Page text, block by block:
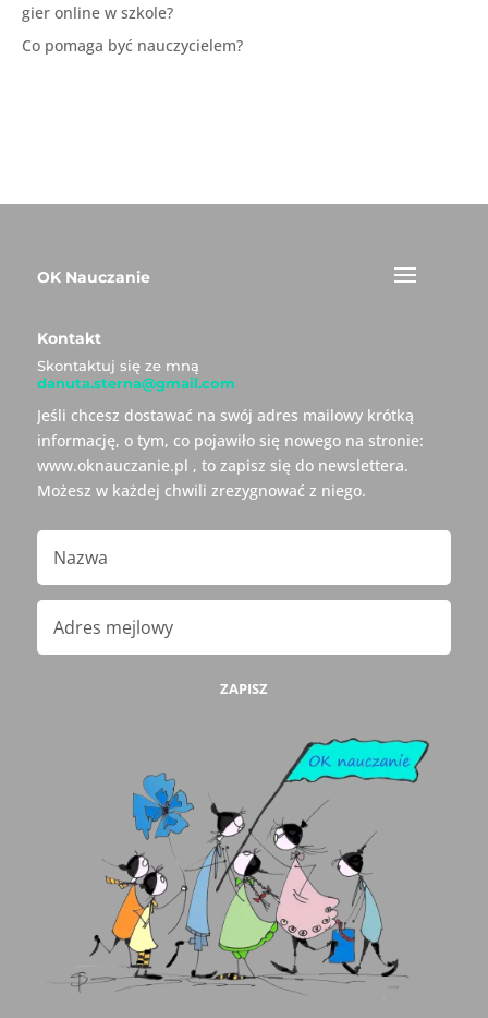
gier online w szkole?
Co pomaga być nauczycielem?
OK Nauczanie
Kontakt
Skontaktuj się ze mną
danuta.sterna@gmail.com
Jeśli chcesz dostawać na swój adres mailowy krótką
informację, o tym, co pojawiło się nowego na stronie:
www.oknauczanie.pl , to zapisz się do newslettera.
Możesz w każdej chwili zrezygnować z niego.
ZAPISZ